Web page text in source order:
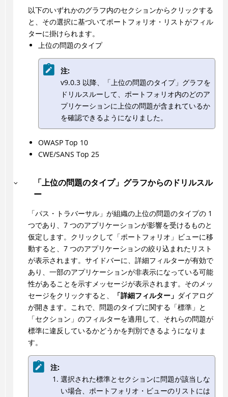
以下のいずれかのグラフ内のセクションからクリックする
と、その選択に基づいてポートフォリオ・リストがフィル
ターに掛けられます。
上位の問題のタイプ
注:
v9.0.3 以降、「上位の問題のタイプ」グラフを
ドリルスルーして、ポートフォリオ内のどのア
プリケーションに上位の問題が含まれているか
を確認できるようになりました。
OWASP Top 10
CWE/SANS Top 25
「上位の問題のタイプ」グラフからのドリルスル
ー
「パス・トラバーサル」が組織の上位の問題のタイプの 1
つであり、7 つのアプリケーションが影響を受けるものと
仮定します。クリックして「ポートフォリオ」ビューに移
動すると、7 つのアプリケーションの絞り込まれたリスト
が表示されます。サイドバーに、詳細フィルターが有効で
あり、一部のアプリケーションが非表示になっている可能
性があることを示すメッセージが表示されます。そのメッ
セージをクリックすると、
「詳細フィルター」 ダイアログ
が開きます。これで、問題のタイプに関する「標準」と
「セクション」のフィルターを適用して、それらの問題が
標準に違反しているかどうかを判別できるようになりま
す。
注:
選択された標準とセクションに問題が該当しな
い場合、ポートフォリオ・ビューのリストには